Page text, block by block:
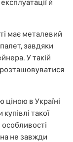
й
має металевий
завдяки
У такій
в Україні
такої
не завжди